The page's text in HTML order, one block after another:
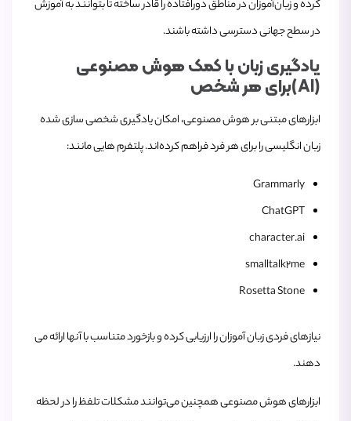
کرده‌ و زبان‌آموزان در مناطق دورافتاده را قادر ساخته‌ تا بتوانند به آموزش
در سطح جهانی دسترسی داشته باشند.
یادگیری زبان با کمک هوش مصنوعی
(AI)برای هر شخص
ابزارهای مبتنی بر هوش مصنوعی، امکان یادگیری شخصی ‌سازی‌ شده
زبان انگلیسی را برای هر فرد فراهم کرده‌اند. پلتفرم‌ هایی مانند:
Grammarly
ChatGPT
character.ai
smalltalk2me
Rosetta Stone
نیازهای فردی زبان ‌آموزان را ارزیابی کرده و بازخورد متناسب با آنها ارائه می‌
دهند.
ابزارهای هوش مصنوعی همچنین می‌توانند مشکلات تلفظ را در لحظه